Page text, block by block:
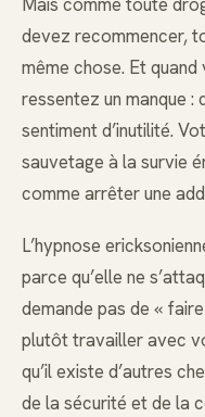
devez recommencer,
même chose. Et
ressentez un manque :
sentiment d’inutilité.
sauvetage à la survie
comme arrêter une
L’hypnose
parce qu’elle ne
demande pas de «
plutôt travailler avec
qu’il existe d’autres
de la sécurité et de la